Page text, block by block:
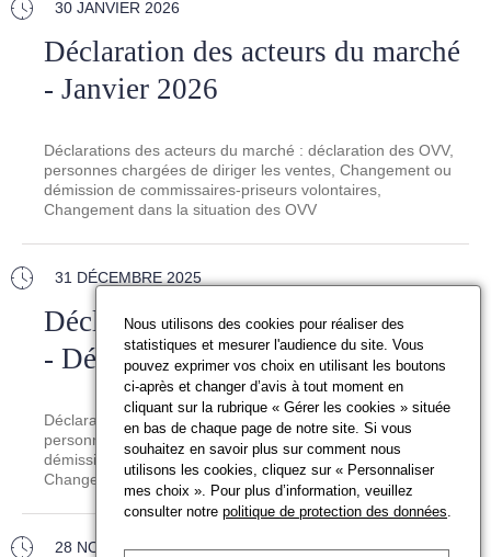
30 JANVIER 2026
Déclaration des acteurs du marché
- Janvier 2026
Déclarations des acteurs du marché : déclaration des OVV,
personnes chargées de diriger les ventes, Changement ou
démission de commissaires-priseurs volontaires,
Changement dans la situation des OVV
31 DÉCEMBRE 2025
Déclaration des acteurs du marché
- Décembre 2025
Déclarations des acteurs du marché : déclaration des OVV,
personnes chargées de diriger les ventes, Changement ou
démission de commissaires-priseurs volontaires,
Changement dans la situation des OVV
28 NOVEMBRE 2025
Nous utilisons des cookies pour réaliser des
statistiques et mesurer l'audience du site. Vous
pouvez exprimer vos choix en utilisant les boutons
ci-après et changer d’avis à tout moment en
cliquant sur la rubrique « Gérer les cookies » située
en bas de chaque page de notre site. Si vous
souhaitez en savoir plus sur comment nous
utilisons les cookies, cliquez sur « Personnaliser
mes choix ». Pour plus d’information, veuillez
consulter notrepolitique de protection des données.